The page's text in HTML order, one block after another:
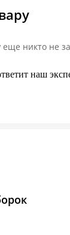
еще никто не
наш